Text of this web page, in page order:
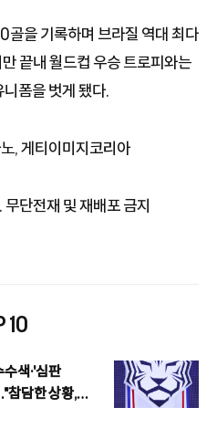
골을 기록하며 브라질 역대 최다
끝내 월드컵 우승 트로피와는
폼을 벗게 됐다.
, 게티이미지코리아
단전재 및 재배포 금지
10
수색·'심판
참담한 상황,